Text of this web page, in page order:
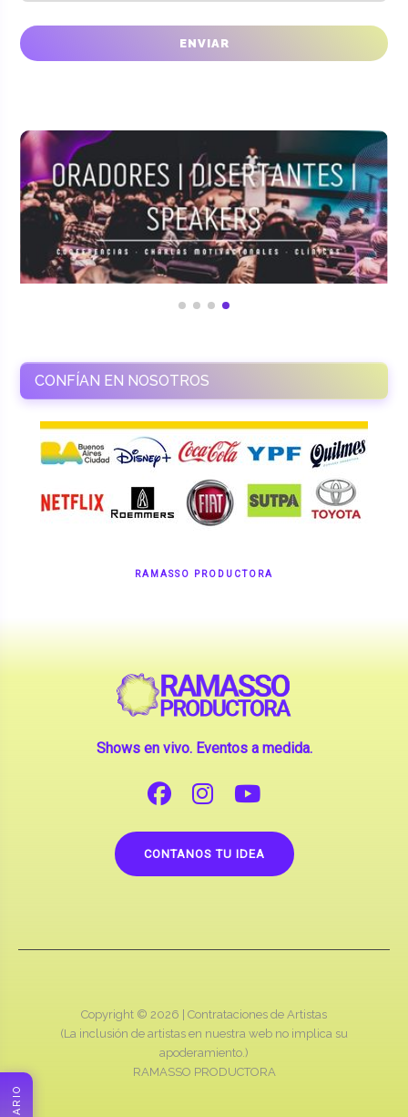
CONFÍAN EN NOSOTROS
RAMASSO PRODUCTORA
Shows en vivo. Eventos a medida.
CONTANOS TU IDEA
Copyright © 2026 | Contrataciones de Artistas
(La inclusión de artistas en nuestra web no implica su
apoderamiento.)
RAMASSO PRODUCTORA